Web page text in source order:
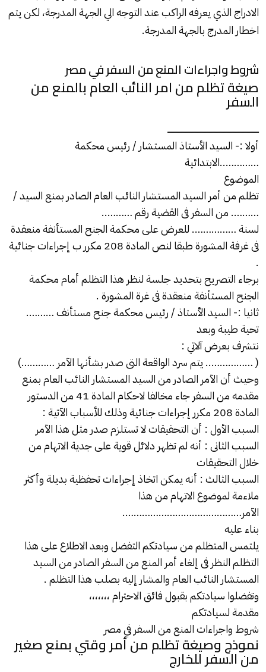
الادراج الذي يعرفه الراكب عند التوجه الي الجهة المدرجة، لكن يتم
اخطار المدرج بالجهة المدرجة.
شروط واجراءات المنع من السفر في مصر
صيغة تظلم من امر النائب العام بالمنع من
السفر
ـــــــــــــــــــــــــــــــــــــــــــــــــــــــــــــــــــــــــــــ
أولا :- السيد الأستاذ المستشار / رئيس محكمة
…………..الابتدائية
الموضوع
تظلم من أمر السيد المستشار النائب العام الصادر بمنع السيد /
………. من السفر فى القضية رقم ………..
لسنة ……………. للعرض على محكمة الجنح المستأنفة منعقدة
فى غرفة المشورة طبقا لنص المادة 208 مكرر ب إجراءات جنائية
.
برجاء التصريح بتحديد جلسة لنظر هذا التظلم أمام محكمة
الجنح المستأنفة منعقدة فى غرة المشورة .
ثانيا :- السيد الأستاذ / رئيس محكمة جنح مستأنف ……….
تحية طيبة وبعد
نتشرف بعرض آلاتي :
( …………….. يتم سرد الواقعة التى صدر بشأنها الآمر …………)
وحيث أن الآمر الصادر من السيد المستشار النائب العام بمنع
مقدمه من السفر جاء مخالفا لاحكام المادة 41 من الدستور
المادة 208 مكرر
إجراءات جنائيةوذلك للأسباب الآتية :
السبب الأول : أن التحقيقات لا تستلزم صدر مثل هذا الآمر
السبب الثانى : أنه لم تظهر دلائل قوية على جدية الاتهام من
خلال التحقيقات
السبب الثالث : أنه يمكن اتخاذ إجراءات تحفظية بديلة وأكثر
ملاءمة لموضوع الاتهام من هذا
الآمر…………………………………….
بناء عليه
يلتمس المتظلم من سيادتكم التفضل وبعد الاطلاع على هذا
التظلم النظر فى إلغاء أمر المنع من السفر الصادر من السيد
المستشار النائب العام والمشار إليه بصلب هذا التظلم .
وتفضلوا سيادتكم بقبول فائق الاحترام ،،،،،،،
مقدمة لسيادتكم
شروط واجراءات المنع من السفر في مصر
نموذج وصيغة تظلم من أمر وقتي بمنع صغير
من السفر للخارج